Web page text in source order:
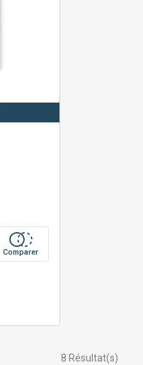
Comparer
8 Résultat(s)